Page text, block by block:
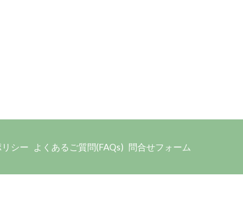
シー よくあるご質問(FAQs) 問合せフォーム